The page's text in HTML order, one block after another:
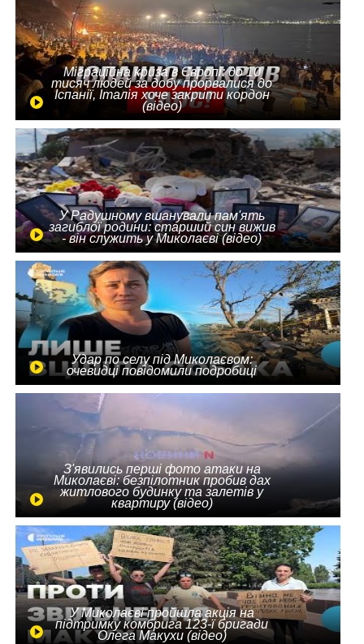
Міграційна криза в Європі: до 10
тисяч людей за добу прорвалися до
Іспанії, Італія хоче закрити кордон
(відео)
У Радушному вшанували пам'ять
загиблої родини: старший син вижив
- він служить у Миколаєві (відео)
Удар по селу під Миколаєвом:
очевидці повідомили подробиці
З'явились перші фото атаки на
Миколаєві: безпілотник пробив дах
житлового будинку та залетів у
квартиру (відео)
У Миколаєві пройшла акція на
підтримку комбрига 123-ї бригади
Олега Макухи (відео)